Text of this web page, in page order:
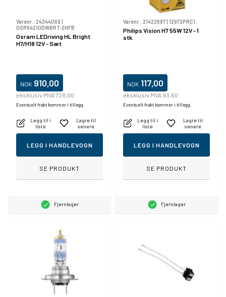
Varenr.: 24344069 |
OSR64210DWBRT-2HFB
Osram LEDriving HL Bright
H7/H18 12V - Sæt
NOK 910,00
eksklusiv MVA 728,00
Eventuelt frakt kommer i tillegg.
Legg til i
liste
Lagre til
senere
LEGG I HANDLEVOGN
SE PRODUKT
Fjernlager
Varenr.: 21422687| 12972PRC1
Philips Vision H7 55W 12V - 1
stk.
NOK 117,00
eksklusiv MVA 93,60
Eventuelt frakt kommer i tillegg.
Legg til i
liste
Lagre til
senere
LEGG I HANDLEVOGN
SE PRODUKT
Fjernlager